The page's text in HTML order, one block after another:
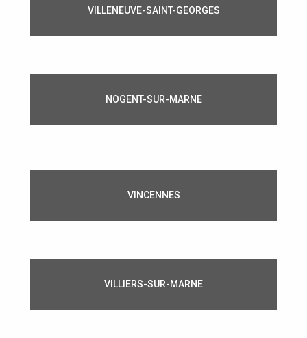
VILLENEUVE-SAINT-GEORGES
NOGENT-SUR-MARNE
VINCENNES
VILLIERS-SUR-MARNE